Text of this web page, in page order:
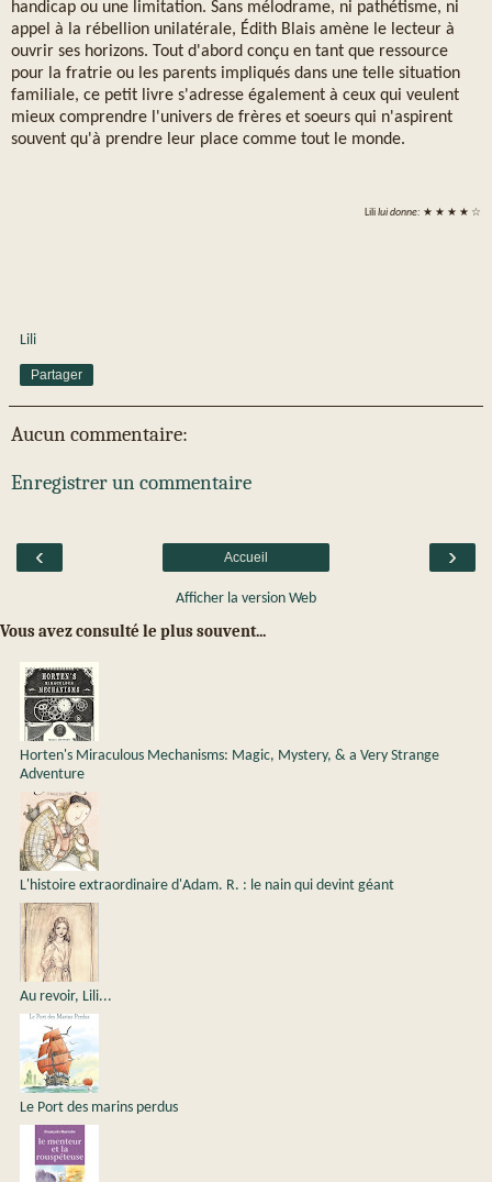
handicap ou une limitation. Sans mélodrame, ni pathétisme, ni
appel à la rébellion unilatérale, Édith Blais amène le lecteur à
ouvrir ses horizons. Tout d'abord conçu en tant que ressource
pour la fratrie ou les parents impliqués dans une telle situation
familiale, ce petit livre s'adresse également à ceux qui veulent
mieux comprendre l'univers de frères et soeurs qui n'aspirent
souvent qu'à prendre leur place comme tout le monde.
Lililui donne: ★ ★ ★ ★ ☆
Lili
Partager
Aucun commentaire:
Enregistrer un commentaire
‹ ›
Accueil
Afficher la version Web
Vous avez consulté le plus souvent...
Horten's Miraculous Mechanisms: Magic, Mystery, & a Very Strange
Adventure
L'histoire extraordinaire d'Adam. R. : le nain qui devint géant
Au revoir, Lili...
Le Port des marins perdus